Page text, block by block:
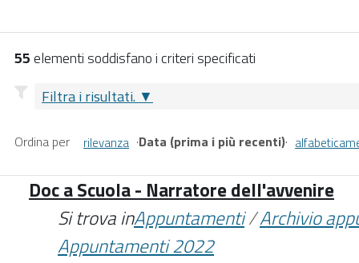
55elementi soddisfano i criteri specificati
Filtra i risultati.
Ordina per rilevanza ·Data (prima i più recenti)·
Doc a Scuola - Narratore dell'avvenire
Si trova inAppuntamenti/Archivio
Appuntamenti 2022